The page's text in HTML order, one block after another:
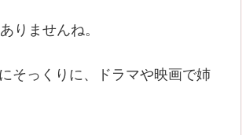
りませんね。
そっくりに、ドラマや映画で姉